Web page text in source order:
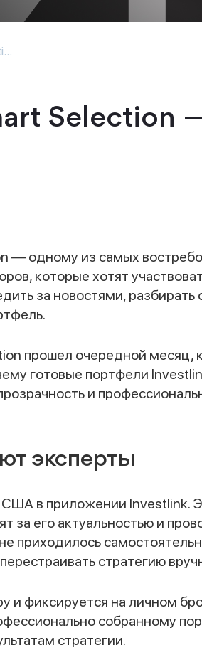
Selection
— одному из самых
которые хотят
за новостями, разбирать
прошел очередной месяц,
готовые портфели
и
эксперты
в приложении Investlink.
за его актуальностью и
приходилось
стратегию
и фиксируется на личном
собранному
стратегии.